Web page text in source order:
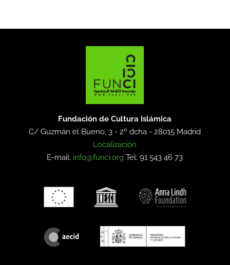
Fundación de Cultura Islámica
C/ Guzmán el Bueno, 3 - 2º dcha -28015 Madrid
Localización
E-mail: info@funci.org Tel: 91 543 46 73